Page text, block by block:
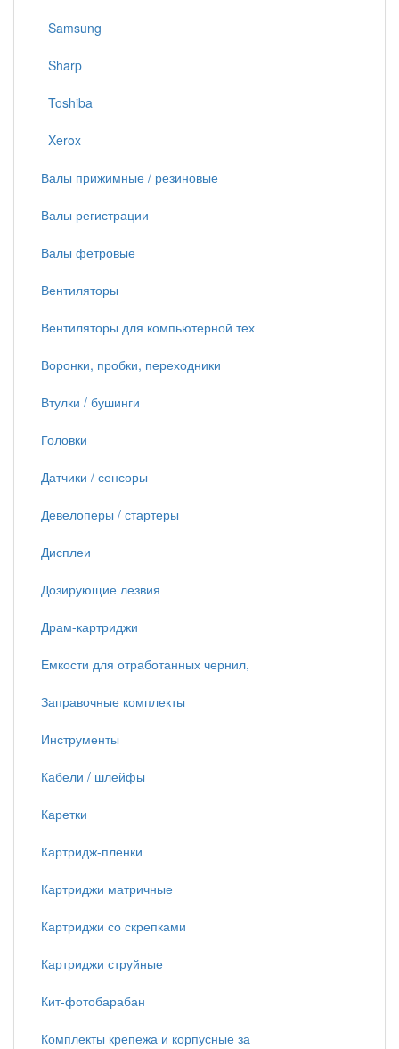
Samsung
Sharp
Toshiba
Xerox
Валы прижимные / резиновые
Валы регистрации
Валы фетровые
Вентиляторы
Вентиляторы для компьютерной тех
Воронки, пробки, переходники
Втулки / бушинги
Головки
Датчики / сенсоры
Девелоперы / стартеры
Дисплеи
Дозирующие лезвия
Драм-картриджи
Емкости для отработанных чернил,
Заправочные комплекты
Инструменты
Кабели / шлейфы
Каретки
Картридж-пленки
Картриджи матричные
Картриджи со скрепками
Картриджи струйные
Кит-фотобарабан
Комплекты крепежа и корпусные за